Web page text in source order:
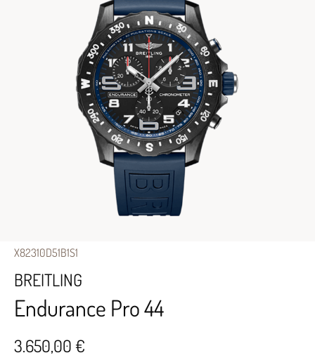
X82310D51B1S1
BREITLING
Endurance Pro 44
3.650,00 €